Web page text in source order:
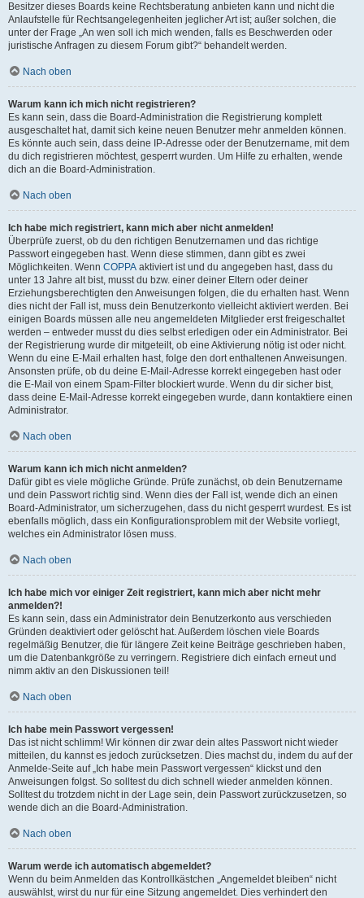
Besitzer dieses Boards keine Rechtsberatung anbieten kann und nicht die
Anlaufstelle für Rechtsangelegenheiten jeglicher Art ist; außer solchen, die
unter der Frage „An wen soll ich mich wenden, falls es Beschwerden oder
juristische Anfragen zu diesem Forum gibt?“ behandelt werden.
Nach oben
Warum kann ich mich nicht registrieren?
Es kann sein, dass die Board-Administration die Registrierung komplett
ausgeschaltet hat, damit sich keine neuen Benutzer mehr anmelden können.
Es könnte auch sein, dass deine IP-Adresse oder der Benutzername, mit dem
du dich registrieren möchtest, gesperrt wurden. Um Hilfe zu erhalten, wende
dich an die Board-Administration.
Nach oben
Ich habe mich registriert, kann mich aber nicht anmelden!
Überprüfe zuerst, ob du den richtigen Benutzernamen und das richtige
Passwort eingegeben hast. Wenn diese stimmen, dann gibt es zwei
Möglichkeiten. Wenn COPPA aktiviert ist und du angegeben hast, dass du
unter 13 Jahre alt bist, musst du bzw. einer deiner Eltern oder deiner
Erziehungsberechtigten den Anweisungen folgen, die du erhalten hast. Wenn
dies nicht der Fall ist, muss dein Benutzerkonto vielleicht aktiviert werden. Bei
einigen Boards müssen alle neu angemeldeten Mitglieder erst freigeschaltet
werden – entweder musst du dies selbst erledigen oder ein Administrator. Bei
der Registrierung wurde dir mitgeteilt, ob eine Aktivierung nötig ist oder nicht.
Wenn du eine E-Mail erhalten hast, folge den dort enthaltenen Anweisungen.
Ansonsten prüfe, ob du deine E-Mail-Adresse korrekt eingegeben hast oder
die E-Mail von einem Spam-Filter blockiert wurde. Wenn du dir sicher bist,
dass deine E-Mail-Adresse korrekt eingegeben wurde, dann kontaktiere einen
Administrator.
Nach oben
Warum kann ich mich nicht anmelden?
Dafür gibt es viele mögliche Gründe. Prüfe zunächst, ob dein Benutzername
und dein Passwort richtig sind. Wenn dies der Fall ist, wende dich an einen
Board-Administrator, um sicherzugehen, dass du nicht gesperrt wurdest. Es ist
ebenfalls möglich, dass ein Konfigurationsproblem mit der Website vorliegt,
welches ein Administrator lösen muss.
Nach oben
Ich habe mich vor einiger Zeit registriert, kann mich aber nicht mehr
anmelden?!
Es kann sein, dass ein Administrator dein Benutzerkonto aus verschieden
Gründen deaktiviert oder gelöscht hat. Außerdem löschen viele Boards
regelmäßig Benutzer, die für längere Zeit keine Beiträge geschrieben haben,
um die Datenbankgröße zu verringern. Registriere dich einfach erneut und
nimm aktiv an den Diskussionen teil!
Nach oben
Ich habe mein Passwort vergessen!
Das ist nicht schlimm! Wir können dir zwar dein altes Passwort nicht wieder
mitteilen, du kannst es jedoch zurücksetzen. Dies machst du, indem du auf der
Anmelde-Seite auf „Ich habe mein Passwort vergessen“ klickst und den
Anweisungen folgst. So solltest du dich schnell wieder anmelden können.
Solltest du trotzdem nicht in der Lage sein, dein Passwort zurückzusetzen, so
wende dich an die Board-Administration.
Nach oben
Warum werde ich automatisch abgemeldet?
Wenn du beim Anmelden das Kontrollkästchen „Angemeldet bleiben“ nicht
auswählst, wirst du nur für eine Sitzung angemeldet. Dies verhindert den